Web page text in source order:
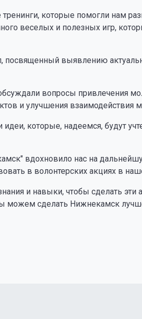
которые помогли нам
веселых и полезных игр,
посвященный выявлению
вопросы привлечения
и улучшения
которые, надеемся, будут
вдохновило нас на
в волонтерских акциях в
и навыки, чтобы сделать
можем сделать Нижнекамск